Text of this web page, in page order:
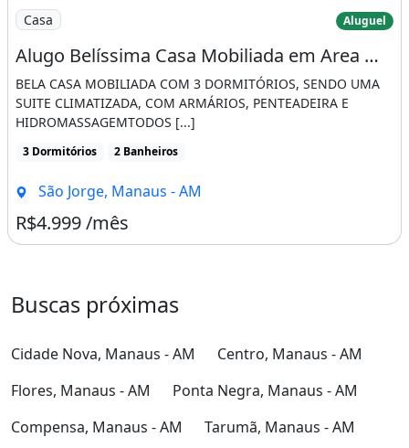
Imagem: Alugo Belíssima Casa Mobiliada em Area
Casa Aluguel
Alugo Belíssima Casa Mobiliada em Area Militar
BELA CASA MOBILIADA COM 3 DORMITÓRIOS, SENDO UMA
SUITE CLIMATIZADA, COM ARMÁRIOS, PENTEADEIRA E
HIDROMASSAGEMTODOS [...]
3 Dormitórios 2 Banheiros
São Jorge, Manaus - AM
R$4.999 /mês
Buscas próximas
Cidade Nova, Manaus - AM
Centro, Manaus - AM
Flores, Manaus - AM
Ponta Negra, Manaus - AM
Compensa, Manaus - AM
Tarumã, Manaus - AM